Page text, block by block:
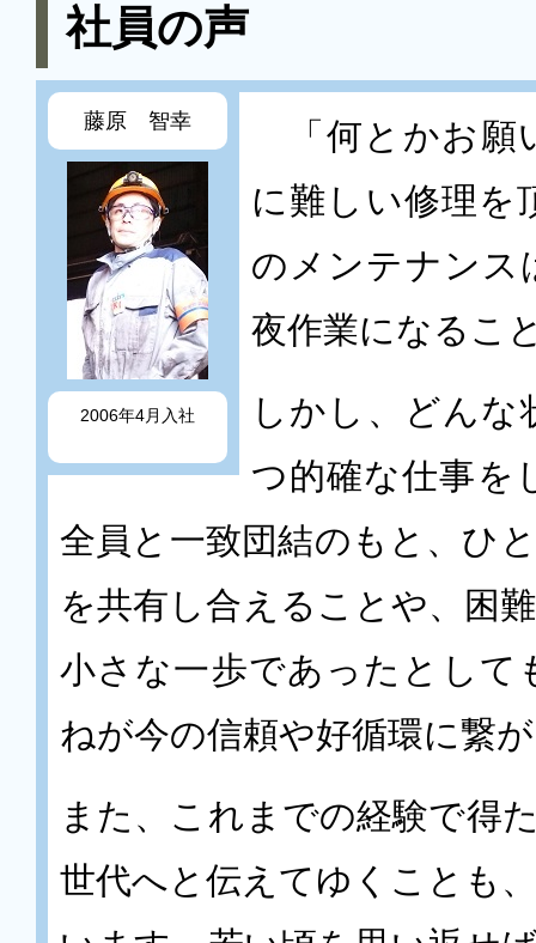
社員の声
藤原 智幸
2006年4月入社
「何とかお願
に難しい修理を
のメンテナンス
夜作業になるこ
しかし、どんな
つ的確な仕事を
全員と一致団結のもと、ひ
を共有し合えることや、困
小さな一歩であったとして
ねが今の信頼や好循環に繋
また、これまでの経験で得
世代へと伝えてゆくことも